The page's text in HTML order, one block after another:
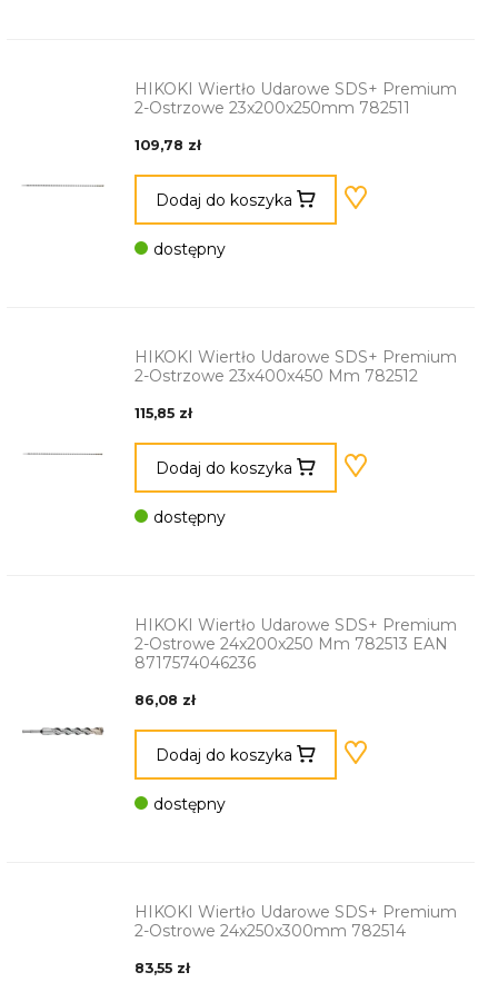
HIKOKI Wiertło Udarowe SDS+ Premium
2-Ostrzowe 23x200x250mm 782511
109,78 zł
Dodaj do koszyka
dostępny
HIKOKI Wiertło Udarowe SDS+ Premium
2-Ostrzowe 23x400x450 Mm 782512
115,85 zł
Dodaj do koszyka
dostępny
HIKOKI Wiertło Udarowe SDS+ Premium
2-Ostrowe 24x200x250 Mm 782513 EAN
8717574046236
86,08 zł
Dodaj do koszyka
dostępny
HIKOKI Wiertło Udarowe SDS+ Premium
2-Ostrowe 24x250x300mm 782514
83,55 zł